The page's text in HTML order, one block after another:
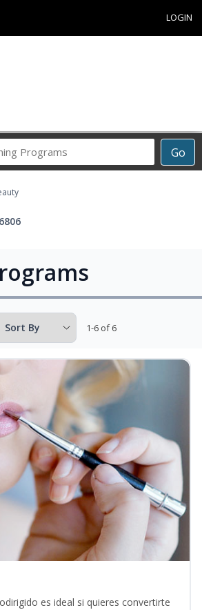
LOGIN
Go
Career
1-6 of 6
es ideal si quieres convertirte